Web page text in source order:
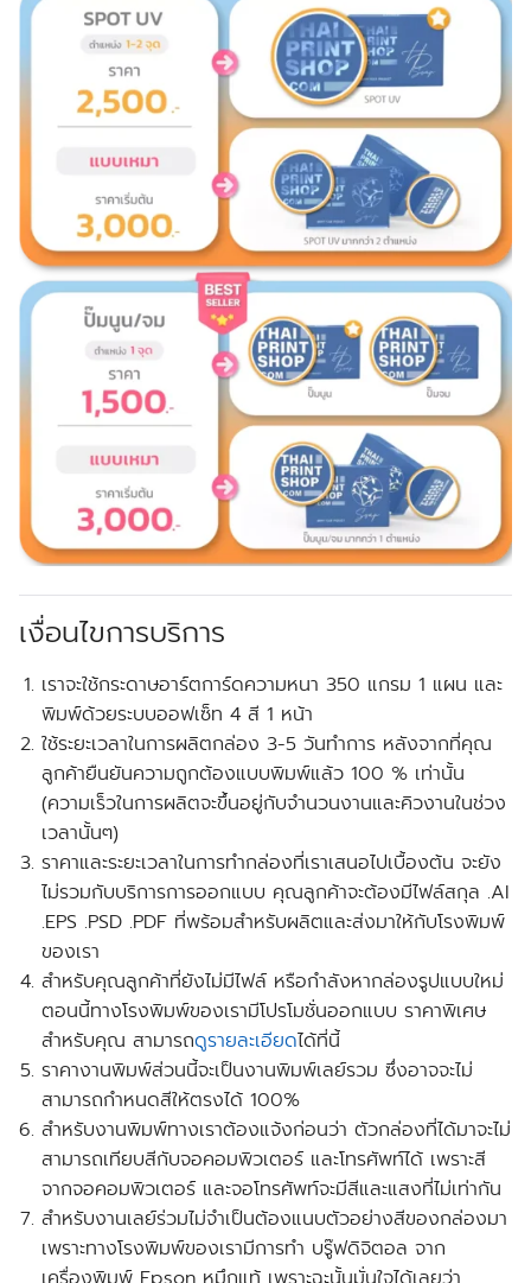
เงื่อนไขการบริการ
เราจะใช้กระดาษอาร์ตการ์ดความหนา 350 แกรม 1 แผน และ
พิมพ์ด้วยระบบออฟเซ็ท 4 สี 1 หน้า
ใช้ระยะเวลาในการผลิตกล่อง 3-5 วันทำการ หลังจากที่คุณ
ลูกค้ายืนยันความถูกต้องแบบพิมพ์แล้ว 100 % เท่านั้น
(ความเร็วในการผลิตจะขึ้นอยู่กับจำนวนงานและคิวงานในช่วง
เวลานั้นๆ)
ราคาและระยะเวลาในการทำกล่องที่เราเสนอไปเบื้องต้น จะยัง
ไม่รวมกับบริการการออกแบบ คุณลูกค้าจะต้องมีไฟล์สกุล .AI
.EPS .PSD .PDF ที่พร้อมสำหรับผลิตและส่งมาให้กับโรงพิมพ์
ของเรา
สำหรับคุณลูกค้าที่ยังไม่มีไฟล์ หรือกำลังหากล่องรูปแบบใหม่
ตอนนี้ทางโรงพิมพ์ของเรามีโปรโมชั่นออกแบบ ราคาพิเศษ
สำหรับคุณ สามารถดูรายละเอียดได้ที่นี้
ราคางานพิมพ์ส่วนนี้จะเป็นงานพิมพ์เลย์รวม ซึ่งอาจจะไม่
สามารถกำหนดสีให้ตรงได้ 100%
สำหรับงานพิมพ์ทางเราต้องแจ้งก่อนว่า ตัวกล่องที่ได้มาจะไม่
สามารถเทียบสีกับจอคอมพิวเตอร์ และโทรศัพท์ได้ เพราะสี
จากจอคอมพิวเตอร์ และจอโทรศัพท์จะมีสีและแสงที่ไม่เท่ากัน
สำหรับงานเลย์ร่วมไม่จำเป็นต้องแนบตัวอย่างสีของกล่องมา
เพราะทางโรงพิมพ์ของเรามีการทำ บรู๊ฟดิจิตอล จาก